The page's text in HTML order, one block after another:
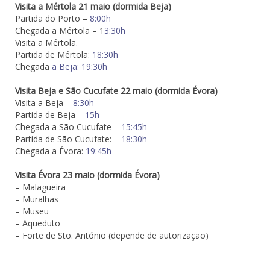
Visita a Mértola 21 maio (dormida Beja)
Partida do Porto – 8:00h
Chegada a Mértola – 1 3:30h
Visita a Mértola.
Partida de Mértola: 18:30h
Chegada a Beja: 19:30h
Visita Beja e São Cucufate 22 maio (dormida Évora)
Visita a Beja – 8:30h
Partida de Beja – 15h
Chegada a São Cucufate – 15:45h
Partida de São Cucufate: – 18:30h
Chegada a Évora: 19:45h
Visita Évora 23 maio (dormida Évora)
– Malagueira
– Muralhas
– Museu
– Aqueduto
– Forte de Sto. António (depende de autorização)